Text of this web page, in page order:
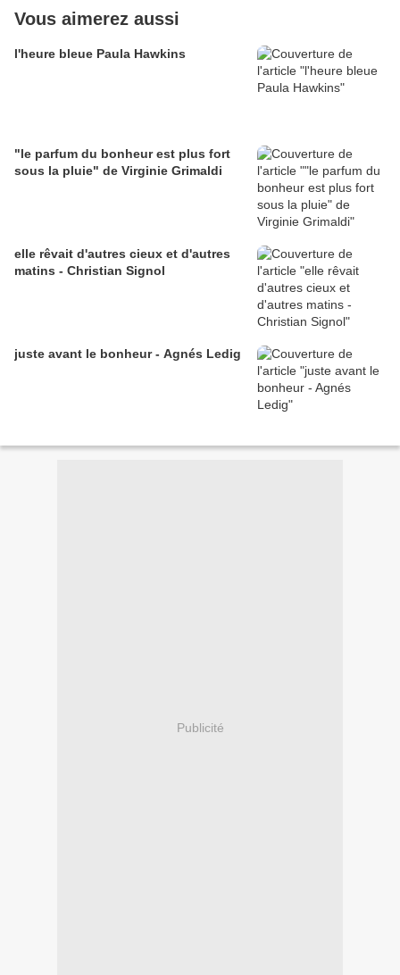
Vous aimerez aussi
l'heure bleue Paula Hawkins
"le parfum du bonheur est plus fort
sous la pluie" de Virginie Grimaldi
elle rêvait d'autres cieux et d'autres
matins - Christian Signol
juste avant le bonheur - Agnés Ledig
Publicité